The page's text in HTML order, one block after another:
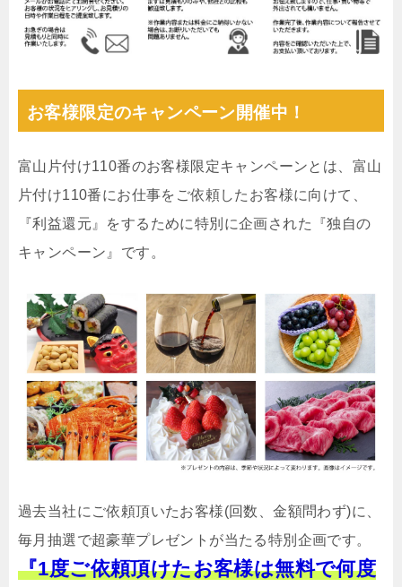
お客様限定のキャンペーン開催中！
富山片付け110番のお客様限定キャンペーンとは、富山
片付け110番にお仕事をご依頼したお客様に向けて、
『利益還元』をするために特別に企画された『独自の
キャンペーン』です。
過去当社にご依頼頂いたお客様(回数、金額問わず)に、
毎月抽選で超豪華プレゼントが当たる特別企画です。
『1度ご依頼頂けたお客様は無料で何度